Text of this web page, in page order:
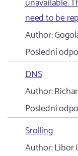
unavailable.
need to be
Author:
Poslední
DNS
Author:
Poslední
Srolling
Author:Libor